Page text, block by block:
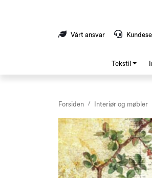
Vårt ansvar
Tekstil
Forsiden Interiør og møbler